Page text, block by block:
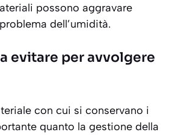
possono aggravare
dell’umidità.
evitare per avvolgere
con cui si conservano i
quanto la gestione della